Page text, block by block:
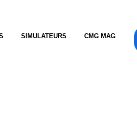
SIMULATEURS CMG MAG